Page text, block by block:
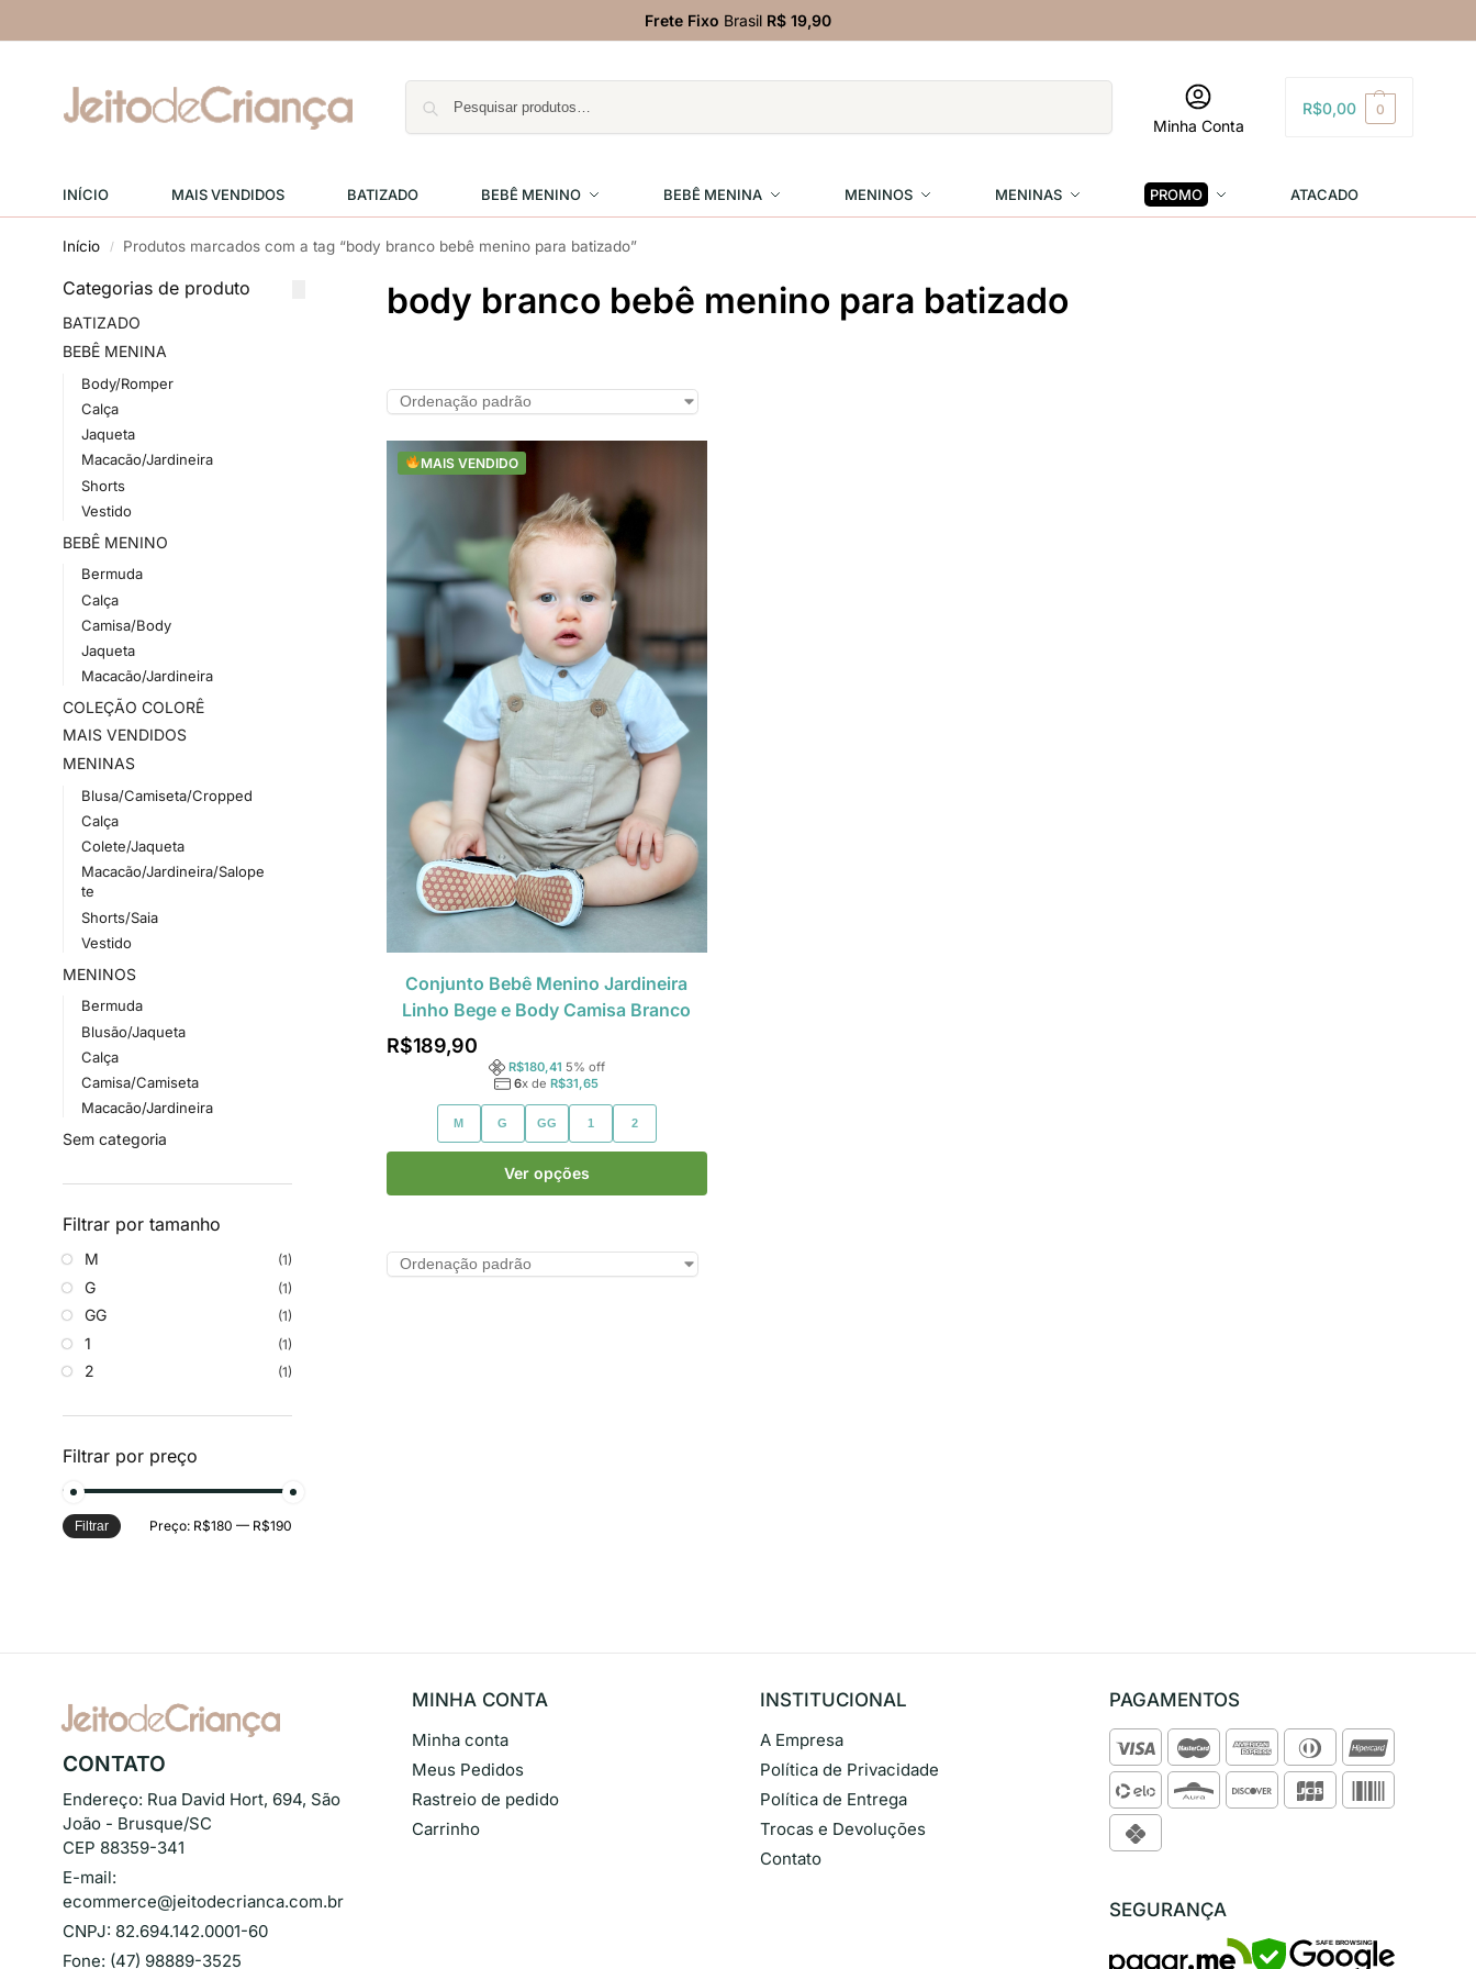
Frete Fixo Brasil R$ 19,90
Minha Conta
R$0,00 0
INÍCIO MAIS VENDIDOS BATIZADO BEBÊ MENINO BEBÊ MENINA MENINOS MENINAS PROMO ATACADO
Início / Produtos marcados com a tag “body branco bebê menino para batizado”
body branco bebê menino para batizado
MAIS VENDIDO
Conjunto Bebê Menino Jardineira
Linho Bege e Body Camisa Branco
R$189,90
R$180,41 5% off
6x deR$31,65
M G GG 1 2
Ver opções
Categorias de produto
BATIZADO
BEBÊ MENINA
Body/Romper
Calça
Jaqueta
Macacão/Jardineira
Shorts
Vestido
BEBÊ MENINO
Bermuda
Calça
Camisa/Body
Jaqueta
Macacão/Jardineira
COLEÇÃO COLORÊ
MAIS VENDIDOS
MENINAS
Blusa/Camiseta/Cropped
Calça
Colete/Jaqueta
Macacão/Jardineira/Salope
te
Shorts/Saia
Vestido
MENINOS
Bermuda
Blusão/Jaqueta
Calça
Camisa/Camiseta
Macacão/Jardineira
Sem categoria
Filtrar por tamanho
M (1)
G (1)
GG (1)
1 (1)
2 (1)
Filtrar por preço
Filtrar Preço: R$180 — R$190
CONTATO
Endereço: Rua David Hort, 694, São
João - Brusque/SC
CEP 88359-341
E-mail:
ecommerce@jeitodecrianca.com.br
CNPJ: 82.694.142.0001-60
Fone: (47) 98889-3525
MINHA CONTA
Minha conta
Meus Pedidos
Rastreio de pedido
Carrinho
INSTITUCIONAL
A Empresa
Política de Privacidade
Política de Entrega
Trocas e Devoluções
Contato
PAGAMENTOS
SEGURANÇA
SAFE BROWSING